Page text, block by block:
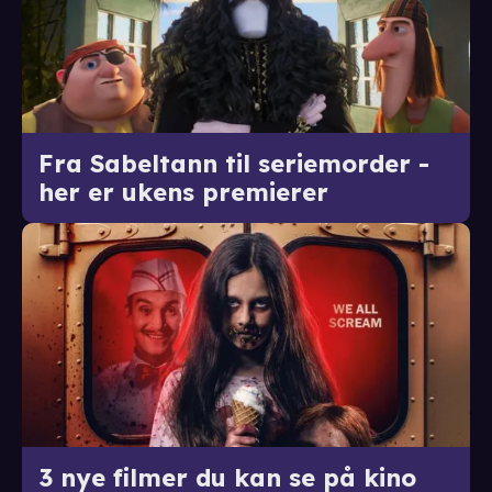
Fra Sabeltann til seriemorder -
her er ukens premierer
3 nye filmer du kan se på kino